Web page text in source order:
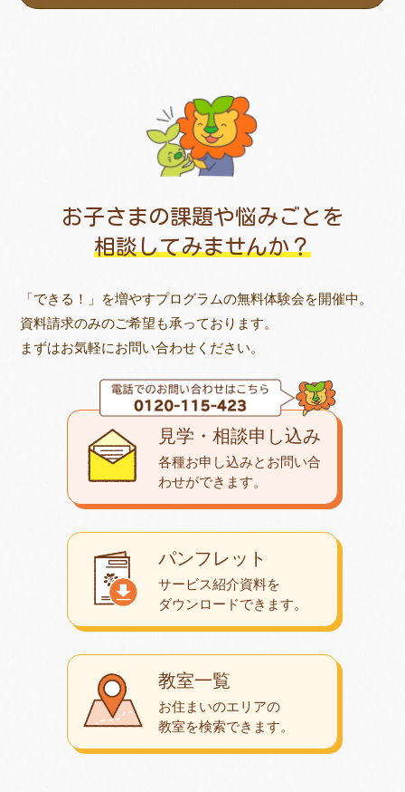
お子さまの課題や悩みごとを
相談してみませんか？
「できる！」を増やすプログラムの無料体験会を開催中。
資料請求のみのご希望も承っております。
まずはお気軽にお問い合わせください。
教室一覧
お住まいのエリアの
教室を検索できます。
パンフレット
サービス紹介資料を
ダウンロードできます。
見学・相談申し込み
各種お申し込みとお問い合
わせができます。